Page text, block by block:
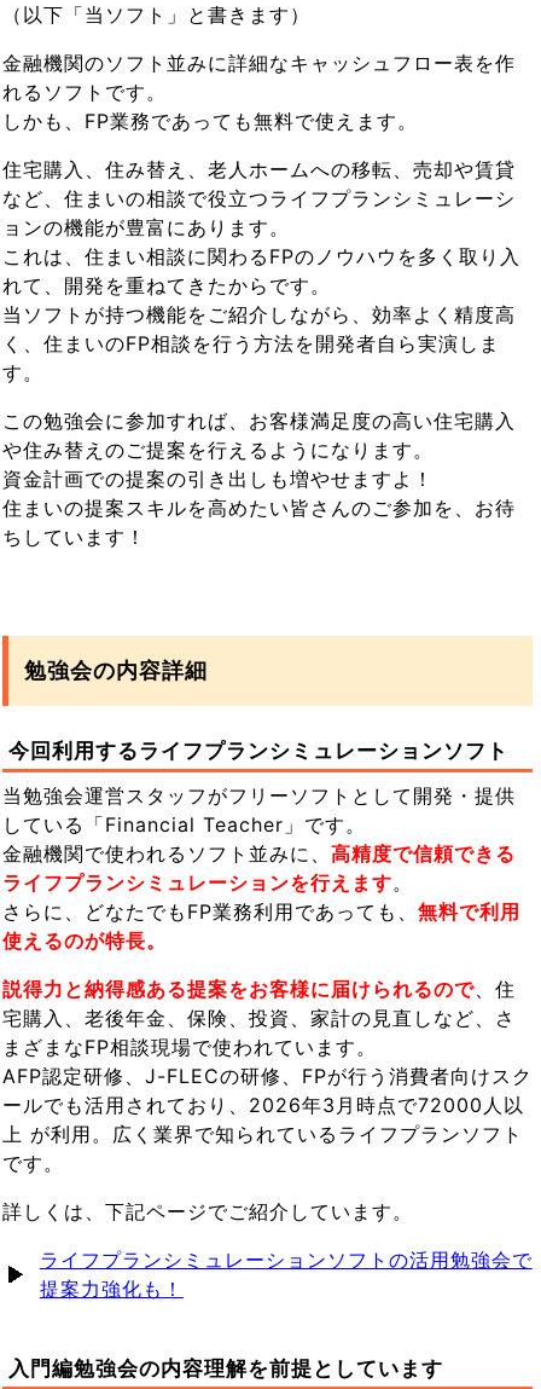
（以下「当ソフト」と書きます）
金融機関のソフト並みに詳細なキャッシュフロー表を作
れるソフトです。
しかも、FP業務であっても無料で使えます。
住宅購入、住み替え、老人ホームへの移転、売却や賃貸
など、住まいの相談で役立つライフプランシミュレーシ
ョンの機能が豊富にあります。
これは、住まい相談に関わるFPのノウハウを多く取り入
れて、開発を重ねてきたからです。
当ソフトが持つ機能をご紹介しながら、効率よく精度高
く、住まいのFP相談を行う方法を開発者自ら実演しま
す。
この勉強会に参加すれば、お客様満足度の高い住宅購入
や住み替えのご提案を行えるようになります。
資金計画での提案の引き出しも増やせますよ！
住まいの提案スキルを高めたい皆さんのご参加を、お待
ちしています！
勉強会の内容詳細
今回利用するライフプランシミュレーションソフト
当勉強会運営スタッフがフリーソフトとして開発・提供
している「Financial Teacher」です。
金融機関で使われるソフト並みに、高精度で信頼できる
ライフプランシミュレーションを行えます。
さらに、どなたでもFP業務利用であっても、無料で利用
使えるのが特長。
説得力と納得感ある提案をお客様に届けられるので、住
宅購入、老後年金、保険、投資、家計の見直しなど、さ
まざまなFP相談現場で使われています。
AFP認定研修、J-FLECの研修、FPが行う消費者向けスク
ールでも活用されており、2026年3月時点で72000人以
上 が利用。広く業界で知られているライフプランソフト
です。
詳しくは、下記ページでご紹介しています。
ライフプランシミュレーションソフトの活用勉強会で
提案力強化も！
入門編勉強会の内容理解を前提としています